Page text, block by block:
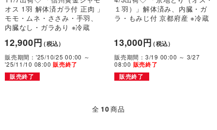
オス 1羽 解体済ガラ付 正肉 」
モモ・ムネ・ささみ・手羽、
内臓なし・ガラあり ※冷蔵
12,900円（税込）
販売期間：'25/10/25 00:00 ～
'25/11/10 08:00販売終了
販売終了
１羽）」解体済み、内臓・ガ
ラ・もみじ付 京都府産 ※冷蔵
13,000円（税込）
販売期間：3/19 00:00 ～ 3/27
08:00 販売終了
販売終了
全 10商品